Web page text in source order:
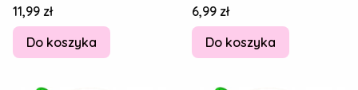
Jedzenie MALINA 8cm +
Przepisy
Cena
11,99 zł
Do koszyka
Jedzenie MALINA 8cm +
Przepisy
Cena
6,99 zł
Do koszyka